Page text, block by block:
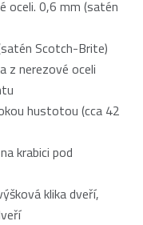
oceli. 0,6 mm (satén
Scotch-Brite)
z nerezové oceli
hustotou (cca 42
krabici pod
klika dveří,